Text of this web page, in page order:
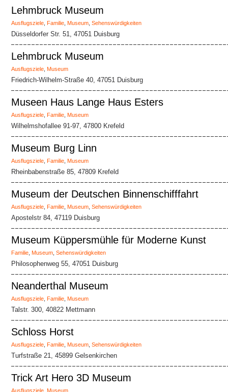
Lehmbruck Museum
Ausflugsziele Familie Museum Sehenswürdigkeiten
Düsseldorfer Str. 51, 47051 Duisburg
Lehmbruck Museum
Ausflugsziele Museum
Friedrich-Wilhelm-Straße 40, 47051 Duisburg
Museen Haus Lange Haus Esters
Ausflugsziele Familie Museum
Wilhelmshofallee 91-97, 47800 Krefeld
Museum Burg Linn
Ausflugsziele Familie Museum
Rheinbabenstraße 85, 47809 Krefeld
Museum der Deutschen Binnenschifffahrt
Ausflugsziele Familie Museum Sehenswürdigkeiten
Apostelstr 84, 47119 Duisburg
Museum Küppersmühle für Moderne Kunst
Familie Museum Sehenswürdigkeiten
Philosophenweg 55, 47051 Duisburg
Neanderthal Museum
Ausflugsziele Familie Museum
Talstr. 300, 40822 Mettmann
Schloss Horst
Ausflugsziele Familie Museum Sehenswürdigkeiten
Turfstraße 21, 45899 Gelsenkirchen
Trick Art Hero 3D Museum
Ausflugsziele Museum